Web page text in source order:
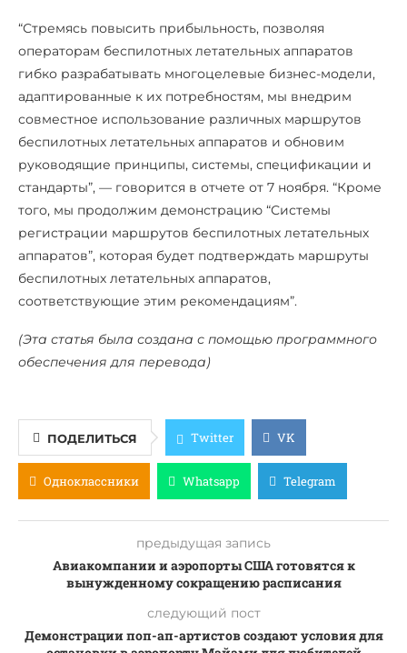
“Стремясь повысить прибыльность, позволяя
операторам беспилотных летательных аппаратов
гибко разрабатывать многоцелевые бизнес-модели,
адаптированные к их потребностям, мы внедрим
совместное использование различных маршрутов
беспилотных летательных аппаратов и обновим
руководящие принципы, системы, спецификации и
стандарты”, — говорится в отчете от 7 ноября. “Кроме
того, мы продолжим демонстрацию “Системы
регистрации маршрутов беспилотных летательных
аппаратов”, которая будет подтверждать маршруты
беспилотных летательных аппаратов,
соответствующие этим рекомендациям”.
(Эта статья была создана с помощью программного
обеспечения для перевода)
ПОДЕЛИТЬСЯ Twitter VK
Одноклассники Whatsapp Telegram
предыдущая запись
Авиакомпании и аэропорты США готовятся к
вынужденному сокращению расписания
следующий пост
Демонстрации поп-ап-артистов создают условия для